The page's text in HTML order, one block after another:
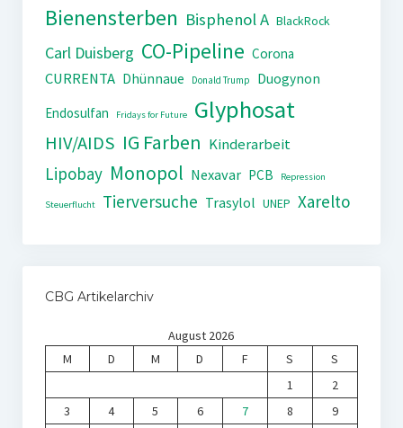
Bienensterben Bisphenol A BlackRock
Carl Duisberg CO-Pipeline Corona
CURRENTA Dhünnaue Donald Trump
Duogynon
Endosulfan
Fridays for Future Glyphosat
HIV/AIDS IG Farben Kinderarbeit
Lipobay Monopol Nexavar PCB Repression
Steuerflucht Tierversuche Trasylol UNEP Xarelto
CBG Artikelarchiv
August 2026
M
D M D F S
S
1
2
3
4 5 6 7 8
9